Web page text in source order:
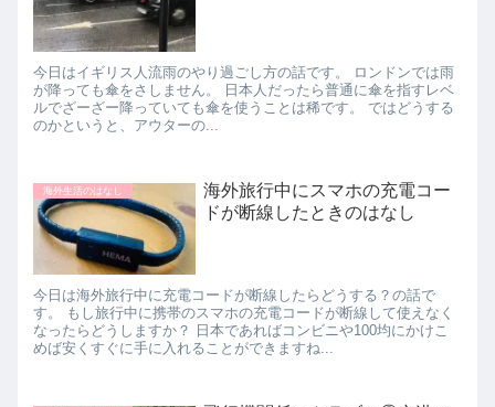
今日はイギリス人流雨のやり過ごし方の話です。 ロンドンでは雨
が降っても傘をさしません。 日本人だったら普通に傘を指すレベ
ルでざーざー降っていても傘を使うことは稀です。 ではどうする
のかというと、アウターの...
海外生活のはなし
海外旅行中にスマホの充電コー
ドが断線したときのはなし
今日は海外旅行中に充電コードが断線したらどうする？の話で
す。 もし旅行中に携帯のスマホの充電コードが断線して使えなく
なったらどうしますか？ 日本であればコンビニや100均にかけこ
めば安くすぐに手に入れることができますね...